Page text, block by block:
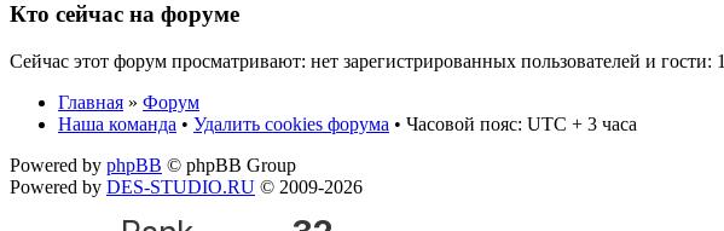
Кто сейчас на форуме
Сейчас этот форум просматривают: нет зарегистрированных пользователей и гости: 1
Главная » Форум
Наша команда • Удалить cookies форума • Часовой пояс: UTC + 3 часа
Powered by phpBB © phpBB Group
Powered by DES-STUDIO.RU © 2009-2026